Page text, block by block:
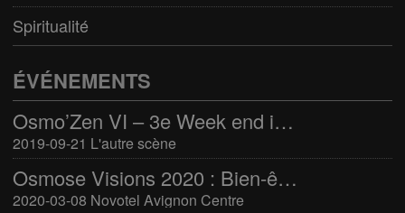
Spiritualité
ÉVÉNEMENTS
Osmo’Zen VI – 3e Week end international du bien-être
2019-09-21 L'autre scène
Osmose Visions 2020 : Bien-être et arts divinatoires
2020-03-08 Novotel Avignon Centre